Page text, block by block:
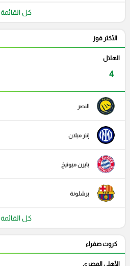
كل القائمة
الأكثر فوز
الهلال
4
النصر
إنتر ميلان
بايرن ميونيخ
برشلونة
كل القائمة
كروت صفراء
الأهلي المصري